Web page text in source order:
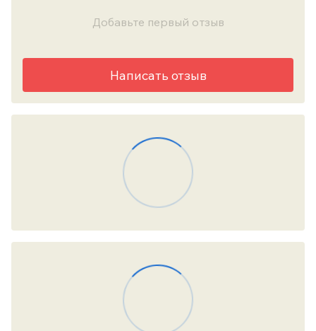
Добавьте первый отзыв
Написать отзыв